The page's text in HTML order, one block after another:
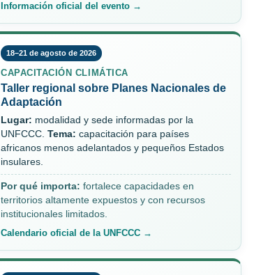
Información oficial del evento →
18–21 de agosto de 2026
CAPACITACIÓN CLIMÁTICA
Taller regional sobre Planes Nacionales de
Adaptación
Lugar: modalidad y sede informadas por la
UNFCCC. Tema: capacitación para países
africanos menos adelantados y pequeños Estados
insulares.
Por qué importa: fortalece capacidades en
territorios altamente expuestos y con recursos
institucionales limitados.
Calendario oficial de la UNFCCC →